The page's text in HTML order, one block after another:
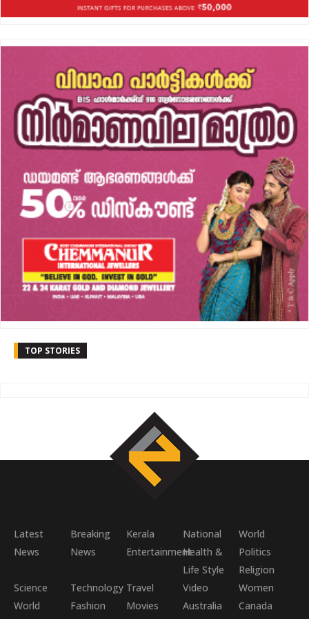
TOP STORIES
Latest
News
Breaking
News
Kerala National
World
EntertainmentHealth &
Life Style
Politics
Religion
Science
World
Technology Travel Video
Women
Fashion
Movies Australia
Canada